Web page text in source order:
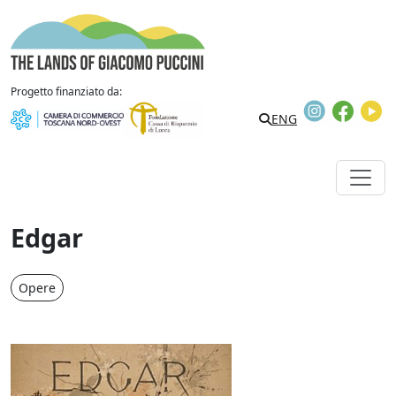
Vai al contenuto
Progetto finanziato da:
Search
ENG
Instagram
Edgar
Opere